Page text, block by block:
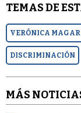
TEMAS DE
VERÓNICA
DISCRIMINACIÓN
MÁS